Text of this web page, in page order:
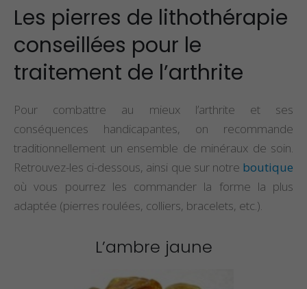
Les pierres de lithothérapie
conseillées pour le
traitement de l’arthrite
Pour combattre au mieux l’arthrite et ses
conséquences handicapantes, on recommande
traditionnellement un ensemble de minéraux de soin.
Retrouvez-les ci-dessous, ainsi que sur notre boutique
où vous pourrez les commander la forme la plus
adaptée (pierres roulées, colliers, bracelets, etc.).
L’ambre jaune
de la Pierre Épidote
Propriétés et Vertus
du Larimar
du spinelle
Propriétés et
de la staurolite